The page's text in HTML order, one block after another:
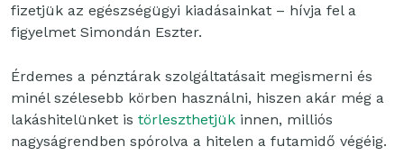
fizetjük az egészségügyi kiadásainkat – hívja fel a
figyelmet Simondán Eszter.
Érdemes a pénztárak szolgáltatásait megismerni és
minél szélesebb körben használni, hiszen akár még a
lakáshitelünket is törleszthetjük innen, milliós
nagyságrendben spórolva a hitelen a futamidő végéig.